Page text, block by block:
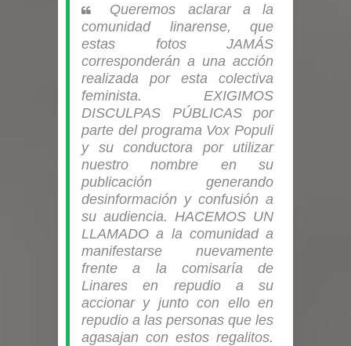
Queremos aclarar a la
comunidad linarense, que
estas fotos JAMÁS
corresponderán a una acción
realizada por esta colectiva
feminista. EXIGIMOS
DISCULPAS PÚBLICAS por
parte del programa Vox Populi
y su conductora por utilizar
nuestro nombre en su
publicación generando
desinformación y confusión a
su audiencia. HACEMOS UN
LLAMADO a la comunidad a
manifestarse nuevamente
frente a la comisaría de
Linares en repudio a su
accionar y junto con ello en
repudio a las personas que les
agasajan con estos regalitos.